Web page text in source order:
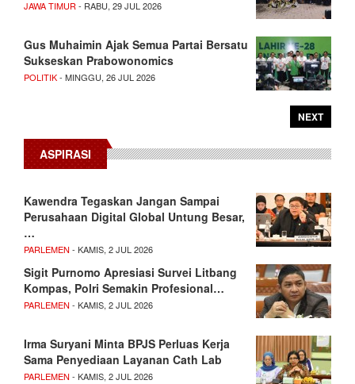
JAWA TIMUR - RABU, 29 JUL 2026
Gus Muhaimin Ajak Semua Partai Bersatu
Sukseskan Prabowonomics
POLITIK- MINGGU, 26 JUL 2026
NEXT
ASPIRASI
Kawendra Tegaskan Jangan Sampai
Perusahaan Digital Global Untung Besar,
…
PARLEMEN - KAMIS, 2 JUL 2026
Sigit Purnomo Apresiasi Survei Litbang
Kompas, Polri Semakin Profesional…
PARLEMEN - KAMIS, 2 JUL 2026
Irma Suryani Minta BPJS Perluas Kerja
Sama Penyediaan Layanan Cath Lab
PARLEMEN - KAMIS, 2 JUL 2026